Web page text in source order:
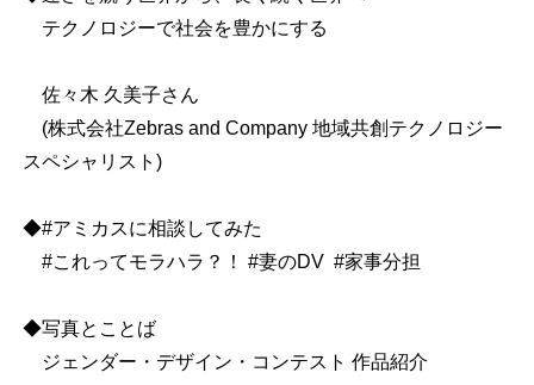
テクノロジーで社会を豊かにする
佐々木 久美子さん
(株式会社Zebras and Company 地域共創テクノロジー
スペシャリスト)
◆#アミカスに相談してみた
#これってモラハラ？！ #妻のDV #家事分担
◆写真とことば
ジェンダー・デザイン・コンテスト 作品紹介